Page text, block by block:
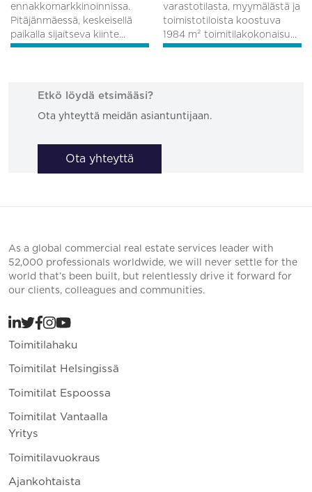
ennakkomarkkinoinnissa.
Pitäjänmäessä, keskeisellä
paikalla sijaitseva kiinte...
varastotilasta, myymälästä ja
toimistotiloista koostuva
1984 m² toimitilakokonaisu...
Etkö löydä etsimääsi?
Ota yhteyttä meidän asiantuntijaan.
Ota yhteyttä
As a global commercial real estate services leader with
52,000 professionals worldwide, we will never settle for the
world that’s been built, but relentlessly drive it forward for
our clients, colleagues and communities.
Toimitilahaku
Toimitilat Helsingissä
Toimitilat Espoossa
Toimitilat Vantaalla
Yritys
Toimitilavuokraus
Ajankohtaista